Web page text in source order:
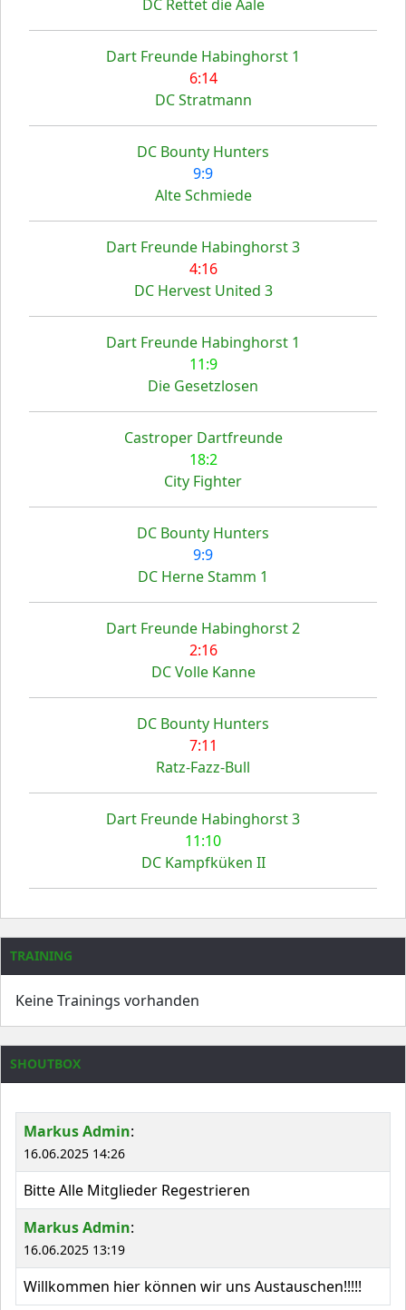
DC Rettet die Aale
Dart Freunde Habinghorst 1
6:14
DC Stratmann
DC Bounty Hunters
9:9
Alte Schmiede
Dart Freunde Habinghorst 3
4:16
DC Hervest United 3
Dart Freunde Habinghorst 1
11:9
Die Gesetzlosen
Castroper Dartfreunde
18:2
City Fighter
DC Bounty Hunters
9:9
DC Herne Stamm 1
Dart Freunde Habinghorst 2
2:16
DC Volle Kanne
DC Bounty Hunters
7:11
Ratz-Fazz-Bull
Dart Freunde Habinghorst 3
11:10
DC Kampfküken II
TRAINING
Keine Trainings vorhanden
SHOUTBOX
Markus Admin:
16.06.2025 14:26
Bitte Alle Mitglieder Regestrieren
Markus Admin:
16.06.2025 13:19
Willkommen hier können wir uns Austauschen!!!!!